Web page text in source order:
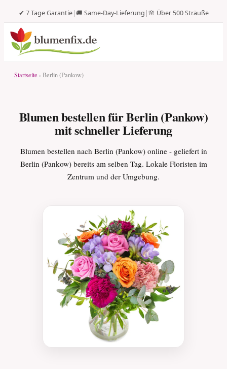
✔ 7 Tage Garantie|🚚 Same-Day-Lieferung |🌸 Über 500 Sträuße
Startseite › Berlin (Pankow)
Blumen bestellen für Berlin (Pankow)
mit schneller Lieferung
Blumen bestellen nach Berlin (Pankow) online - geliefert in
Berlin (Pankow) bereits am selben Tag. Lokale Floristen im
Zentrum und der Umgebung.